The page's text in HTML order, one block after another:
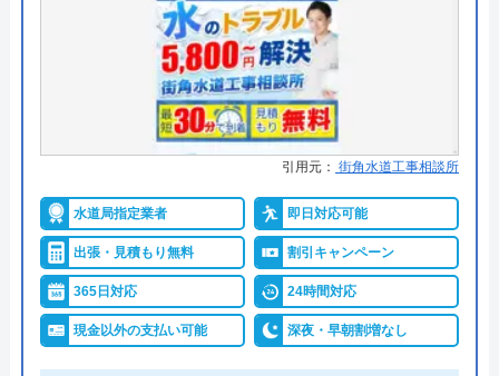
施工実績30万件を達成
修理に応じて1～3年の無料点検、
無料保証を用意
詳細は公式HPでご確認ください
クリーンライフがおすすめの理由
クリーンライフは年中無休で、最短30分駆けつけ、
休日・深夜も出張費無料などのサービスを売りにし
ています。
引用元： 街角水道工事相談所
水道局指定業者 即日対応可能
出張・見積もり無料 割引キャンペーン
365日対応 24時間対応
現金以外の支払い可能 深夜・早朝割増なし